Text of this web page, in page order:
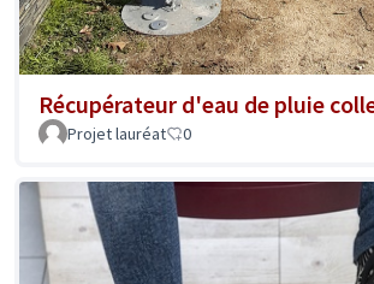
Récupérateur d'eau de pluie
Projet lauréat 0